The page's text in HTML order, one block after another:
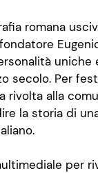
romana
uniche
secolo. Per
rivolta alla
la storia di
per